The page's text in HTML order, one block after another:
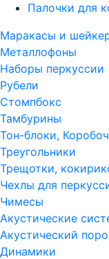
Палочки для
Маракасы и
Металлофоны
Наборы перкуссии
Рубели
Стомпбокс
Тамбурины
Тон-блоки,
Треугольники
Трещотки,
Чехлы для
Чимесы
Акустические
Акустический
Динамики